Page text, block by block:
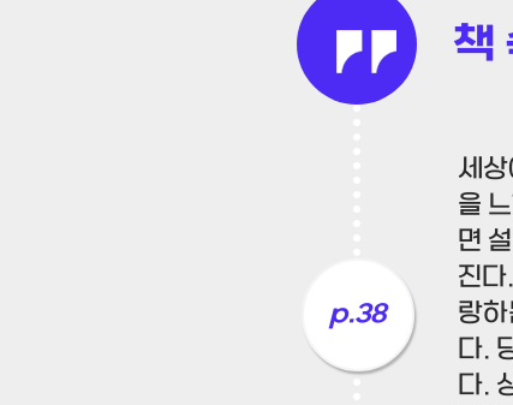
책
p.38
세
을
면
진
랑
다.
다.